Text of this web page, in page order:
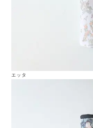
エッタ